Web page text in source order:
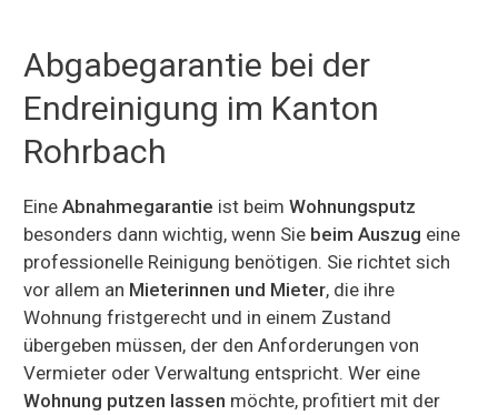
Abgabegarantie bei der
Endreinigung im Kanton
Rohrbach
Eine Abnahmegarantie ist beim Wohnungsputz
besonders dann wichtig, wenn Sie beim Auszug eine
professionelle Reinigung benötigen. Sie richtet sich
vor allem an Mieterinnen und Mieter, die ihre
Wohnung fristgerecht und in einem Zustand
übergeben müssen, der den Anforderungen von
Vermieter oder Verwaltung entspricht. Wer eine
Wohnung putzen lassen möchte, profitiert mit der